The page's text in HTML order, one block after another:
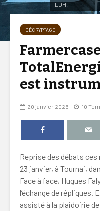
LDH.
DÉCRYPTAGE
est
20 janvier 2026 10
Reprise des débats ces
23 janvier, à Tournai,
Face à face, Hugues
l’échange de répliques.
assisté à la plaidoirie